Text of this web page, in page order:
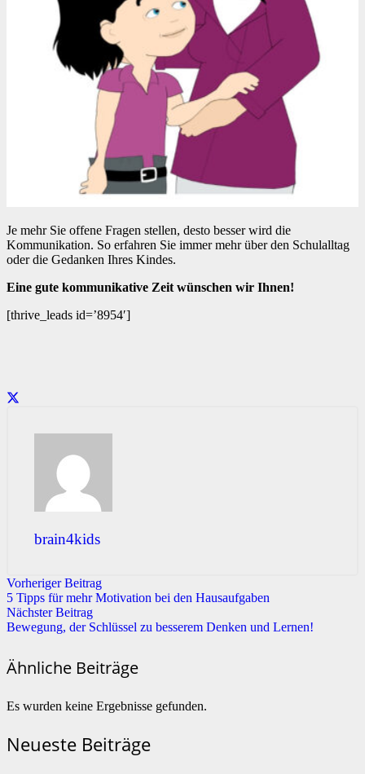
Je mehr Sie offene Fragen stellen, desto besser wird die
Kommunikation. So erfahren Sie immer mehr über den Schulalltag
oder die Gedanken Ihres Kindes.
Eine gute kommunikative Zeit wünschen wir Ihnen!
[thrive_leads id=’8954′]
brain4kids
Vorheriger Beitrag
5 Tipps für mehr Motivation bei den Hausaufgaben
Nächster Beitrag
Bewegung, der Schlüssel zu besserem Denken und Lernen!
Ähnliche Beiträge
Es wurden keine Ergebnisse gefunden.
Neueste Beiträge